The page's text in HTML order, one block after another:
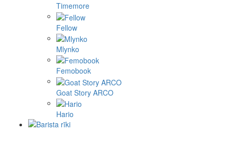
Timemore
Fellow
Mlynko
Femobook
Goat Story ARCO
Hario